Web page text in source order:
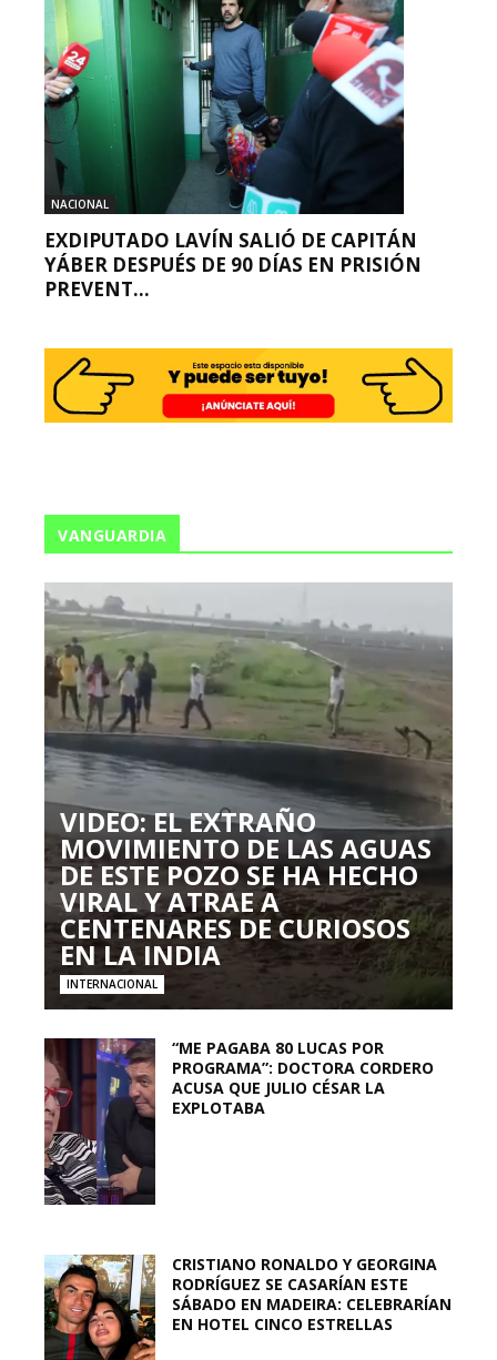
NACIONAL
EXDIPUTADO LAVÍN SALIÓ DE CAPITÁN
YÁBER DESPUÉS DE 90 DÍAS EN PRISIÓN
PREVENT...
VANGUARDIA
VIDEO: EL EXTRAÑO
MOVIMIENTO DE LAS AGUAS
DE ESTE POZO SE HA HECHO
VIRAL Y ATRAE A
CENTENARES DE CURIOSOS
EN LA INDIA
INTERNACIONAL
“ME PAGABA 80 LUCAS POR
PROGRAMA”: DOCTORA CORDERO
ACUSA QUE JULIO CÉSAR LA
EXPLOTABA
CRISTIANO RONALDO Y GEORGINA
RODRÍGUEZ SE CASARÍAN ESTE
SÁBADO EN MADEIRA: CELEBRARÍAN
EN HOTEL CINCO ESTRELLAS